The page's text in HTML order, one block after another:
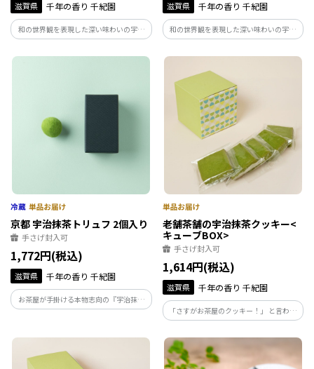
滋賀県 千年の香り 千紀園
和の世界観を表現した深い味わいの宇治
抹茶クッキーです。 お茶屋として長年蓄
積された知識や技術を駆使し、宇治抹茶
っています。
滋賀県 千年の香り 千紀園
和の世界観を表現した深い味わいの宇治
抹茶クッキーです。 お茶屋として長年蓄
積された知識や技術を駆使し、宇治抹茶
楽しんでいただける上質で濃厚な1枚とな
っています。
京都 宇治抹茶トリュフ 2個入り
手さげ封入可
1,772円(税込)
滋賀県 千年の香り 千紀園
お茶屋が手掛ける本物志向の『宇治抹茶
トリュフ』。 宇治抹茶本来の濃厚な味わ
の取れたクリーミーさが特徴のベルギー
産の高級ホワイトチョコレートを贅沢に
使用しています。
老舗茶舗の宇治抹茶クッキー<
キューブBOX>
手さげ封入可
1,614円(税込)
滋賀県 千年の香り 千紀園
「さすがお茶屋のクッキー！」 と言われ
るほど、 風味豊かな味わいがあり、老舗
茶舗ならではの本格的な抹茶クッキーで
す。 無添加のクッキーですので、お子様
と一緒に安心してお召し上がりいただけ